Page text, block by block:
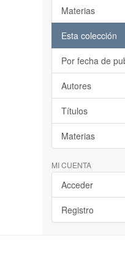
Materias
Esta colección
Por fecha de
Autores
Títulos
Materias
MI CUENTA
Acceder
Registro